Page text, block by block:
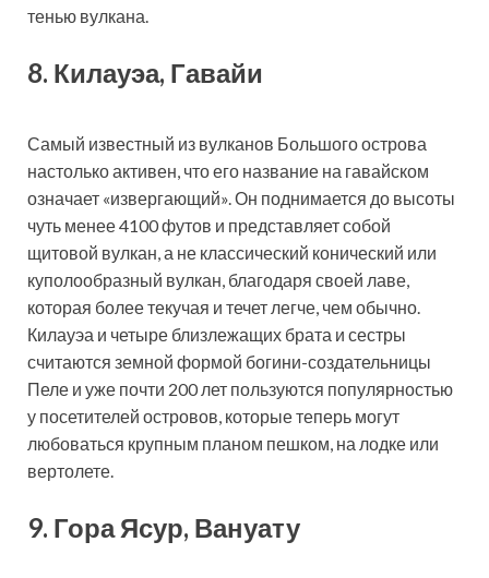
тенью вулкана.
8. Килауэа, Гавайи
Самый известный из вулканов Большого острова
настолько активен, что его название на гавайском
означает «извергающий». Он поднимается до высоты
чуть менее 4100 футов и представляет собой
щитовой вулкан, а не классический конический или
куполообразный вулкан, благодаря своей лаве,
которая более текучая и течет легче, чем обычно.
Килауэа и четыре близлежащих брата и сестры
считаются земной формой богини-создательницы
Пеле и уже почти 200 лет пользуются популярностью
у посетителей островов, которые теперь могут
любоваться крупным планом пешком, на лодке или
вертолете.
9. Гора Ясур, Вануату